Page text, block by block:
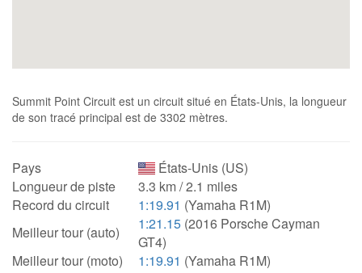
Summit Point Circuit est un circuit situé en États-Unis, la longueur
de son tracé principal est de 3302 mètres.
Pays
États-Unis (US)
Longueur de piste
3.3 km / 2.1 miles
Record du circuit
1:19.91 (Yamaha R1M)
Meilleur tour (auto)
1:21.15 (2016 Porsche Cayman
GT4)
Meilleur tour (moto)
1:19.91 (Yamaha R1M)